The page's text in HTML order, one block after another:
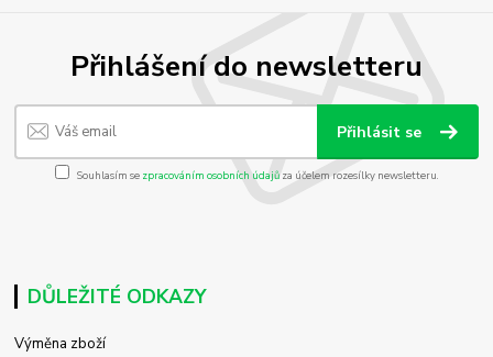
Přihlášení do newsletteru
Přihlásit se
Souhlasím se zpracováním osobních údajůza účelem rozesílky newsletteru.
DŮLEŽITÉ ODKAZY
Výměna zboží